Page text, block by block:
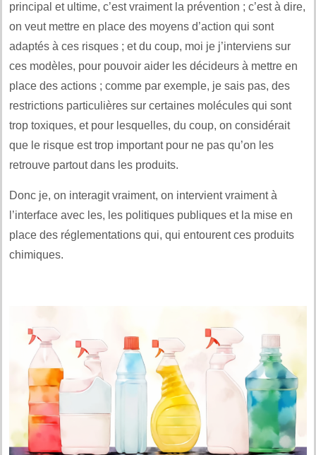
principal et ultime, c’est vraiment la prévention ; c’est à dire,
on veut mettre en place des moyens d’action qui sont
adaptés à ces risques ; et du coup, moi je j’interviens sur
ces modèles, pour pouvoir aider les décideurs à mettre en
place des actions ; comme par exemple, je sais pas, des
restrictions particulières sur certaines molécules qui sont
trop toxiques, et pour lesquelles, du coup, on considérait
que le risque est trop important pour ne pas qu’on les
retrouve partout dans les produits.
Donc je, on interagit vraiment, on intervient vraiment à
l’interface avec les, les politiques publiques et la mise en
place des réglementations qui, qui entourent ces produits
chimiques.